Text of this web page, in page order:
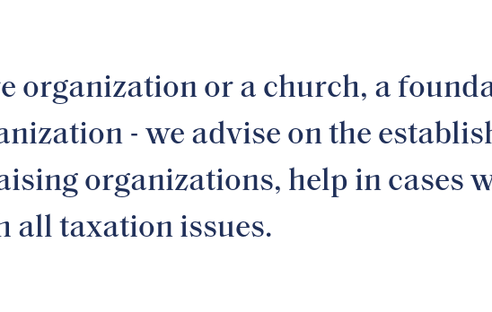
organization or a church, a
- we advise on the
organizations, help in cases
all taxation issues.